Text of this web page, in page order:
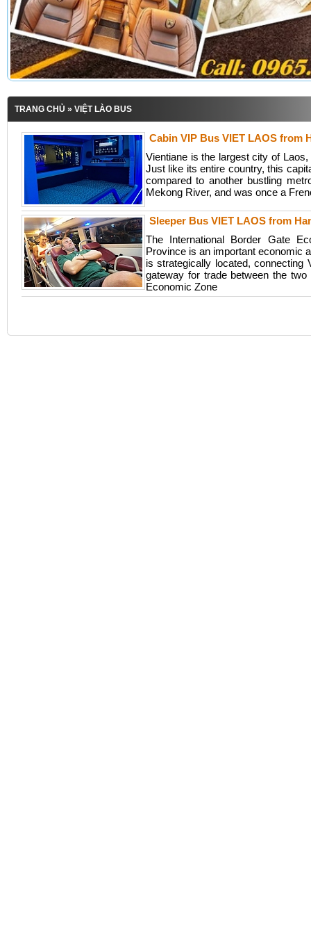
TRANG CHỦ » VIỆT LÀO BUS
Cabin VIP Bus VIET LAOS from
Vientiane is the largest city of
Just like its entire country, this
compared to another bustling
Mekong River, and was once a
Sleeper Bus VIET LAOS from
The International Border Gate
Province is an important economic
is strategically located,
gateway for trade between the
Economic Zone